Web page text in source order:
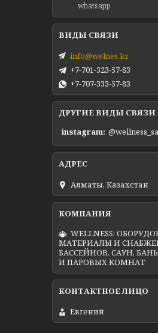
whatsapp
info@welnes.kz
+7-701-323-57-83
+7-707-333-57-83
ДРУГИЕ ВИДЫ СВЯЗИ
instagram
Алматы, Казахстан
WELLNESS:
МАТЕРИАЛЫ И
БАССЕЙНОВ, САУН,
И ПАРОВЫХ КОМНАТ
Евгений